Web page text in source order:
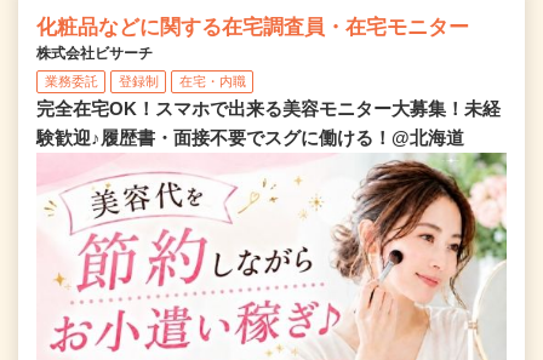
化粧品などに関する在宅調査員・在宅モニター
株式会社ビサーチ
業務委託 登録制 在宅・内職
完全在宅OK！スマホで出来る美容モニター大募集！未経
験歓迎♪履歴書・面接不要でスグに働ける！@北海道